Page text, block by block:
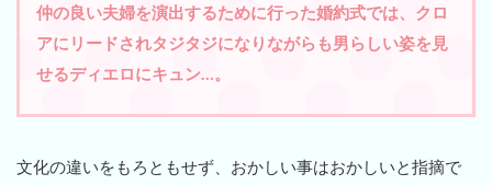
仲の良い夫婦を演出するために行った婚約式では、クロ
アにリードされタジタジになりながらも男らしい姿を見
せるディエロにキュン…。
文化の違いをもろともせず、おかしい事はおかしいと指摘で